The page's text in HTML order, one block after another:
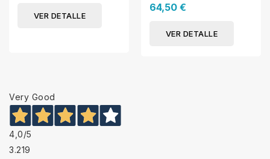
VER DETALLE
64,50 €
VER DETALLE
Very Good
4,0/5
3.219